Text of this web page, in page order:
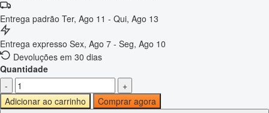
Entrega padrão Ter, Ago 11 - Qui, Ago 13
Entrega expresso Sex, Ago 7 - Seg, Ago 10
Devoluções em 30 dias
Quantidade
-
+
Adicionar ao carrinho
Comprar agora